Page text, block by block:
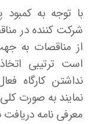
با توجه به کمبود
شرکت کننده در
از مناقصات به
است ترتیبی
نداشتن کارگاه
نمایند به صورت
معرفی نامه دریافت